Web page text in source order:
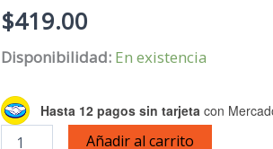
$419.00
Disponibilidad: En existencia
Hasta 12 pagos sin tarjeta con
Añadir al carrito